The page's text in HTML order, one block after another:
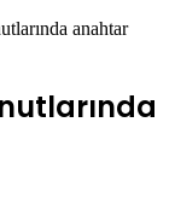
anahtar